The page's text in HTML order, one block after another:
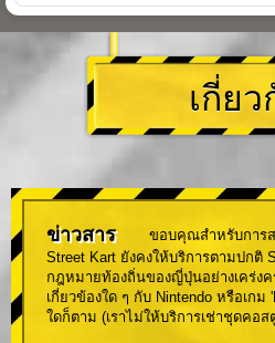
เกี่ยว
ข่าวสาร
ขอบคุณสำหรับการส
Street Kart ยังคงให้บริการตามปกติ
กฎหมายท้องถิ่นของญี่ปุ่นอย่างเคร่ง
เกี่ยวข้องใด ๆ กับ Nintendo หรือเกม
ใดก็ตาม (เราไม่ให้บริการเช่าชุดคอ